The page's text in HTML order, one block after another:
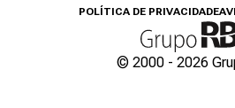
POLÍTICA DE PRIVACIDADE
© 2000 - 2026